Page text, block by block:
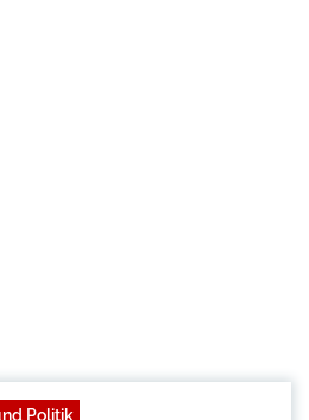
Politik